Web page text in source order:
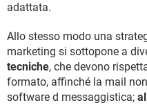
adattata.
Allo stesso modo una
marketing si sottopone a
tecniche, che devono
formato, affinché la mail
software d messaggistica;